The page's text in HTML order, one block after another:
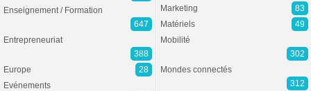
Enseignement / Formation
647
Entrepreneuriat
388
Europe
28
Evénements
Marketing
83
Matériels
49
Mobilité
302
Mondes connectés
312